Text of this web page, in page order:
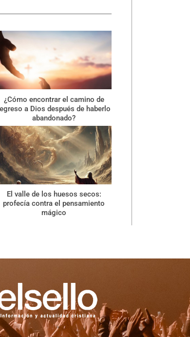
¿Cómo encontrar el camino de
a Dios después de haberlo
abandonado?
El valle de los huesos secos:
profecía contra el pensamiento
mágico